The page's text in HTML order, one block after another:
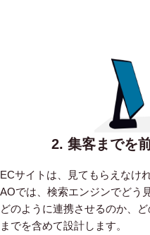
2. 集客までを
ECサイトは、見てもらえなけ
AOでは、検索エンジンでどう
どのように連携させるのか、
までを含めて設計します。